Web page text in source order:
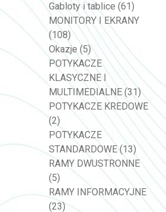
Gabloty i tablice (61)
MONITORY I EKRANY
(108)
Okazje (5)
POTYKACZE
KLASYCZNE I
MULTIMEDIALNE (31)
POTYKACZE KREDOWE
(2)
POTYKACZE
STANDARDOWE (13)
RAMY DWUSTRONNE
(5)
RAMY INFORMACYJNE
(23)